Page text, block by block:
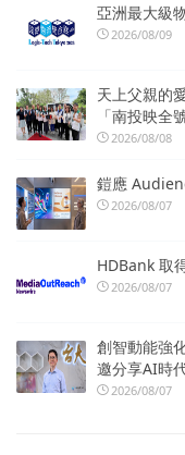
亞洲最大級
2026/08/09
天上父親的
「南投映全
2026/08/08
鎧應
2026/08/07
HDBank 取
2026/08/07
創智動能強
邀分享AI時
2026/08/07